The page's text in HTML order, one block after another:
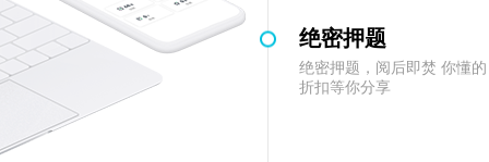
绝密押题
绝密押题，阅后即焚 你懂
折扣等你分享